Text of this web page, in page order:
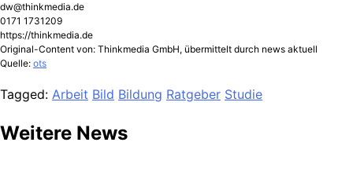
dw@thinkmedia.de
0171 1731209
https://thinkmedia.de
Original-Content von: Thinkmedia GmbH, übermittelt durch news aktuell
Quelle: ots
Tagged: Arbeit Bild Bildung Ratgeber Studie
Weitere News